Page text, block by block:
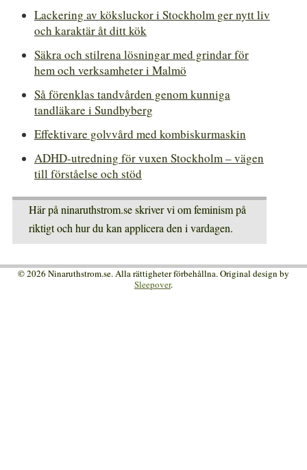
Lackering av köksluckor i Stockholm ger nytt liv
och karaktär åt ditt kök
Säkra och stilrena lösningar med grindar för
hem och verksamheter i Malmö
Så förenklas tandvården genom kunniga
tandläkare i Sundbyberg
Effektivare golvvård med kombiskurmaskin
ADHD-utredning för vuxen Stockholm – vägen
till förståelse och stöd
Här på ninaruthstrom.se skriver vi om feminism på
riktigt och hur du kan applicera den i vardagen.
© 2026 Ninaruthstrom.se. Alla rättigheter förbehållna. Original design by
Sleepover.